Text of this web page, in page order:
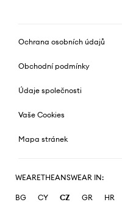
Ochrana osobních údajů
Obchodní podmínky
Údaje společnosti
Vaše Cookies
Mapa stránek
WEARETHEANSWEAR IN:
BG CY CZ GR HR